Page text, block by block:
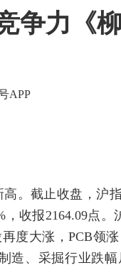
争力《
APP
截止收盘，沪指
收报2164.09点
度大涨，PCB领
造、采掘行业跌